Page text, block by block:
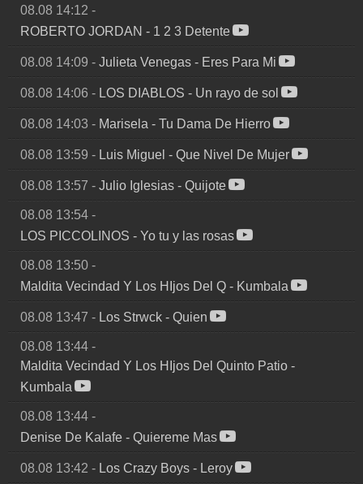
08.08 14:12 -
ROBERTO JORDAN - 1 2 3 Detente
08.08 14:09 - Julieta Venegas - Eres Para Mi
08.08 14:06 - LOS DIABLOS - Un rayo de sol
08.08 14:03 - Marisela - Tu Dama De Hierro
08.08 13:59 - Luis Miguel - Que Nivel De Mujer
08.08 13:57 - Julio Iglesias - Quijote
08.08 13:54 -
LOS PICCOLINOS - Yo tu y las rosas
08.08 13:50 -
Maldita Vecindad Y Los HIjos Del Q - Kumbala
08.08 13:47 - Los Strwck - Quien
08.08 13:44 -
Maldita Vecindad Y Los HIjos Del Quinto Patio -
Kumbala
08.08 13:44 -
Denise De Kalafe - Quiereme Mas
08.08 13:42 - Los Crazy Boys - Leroy